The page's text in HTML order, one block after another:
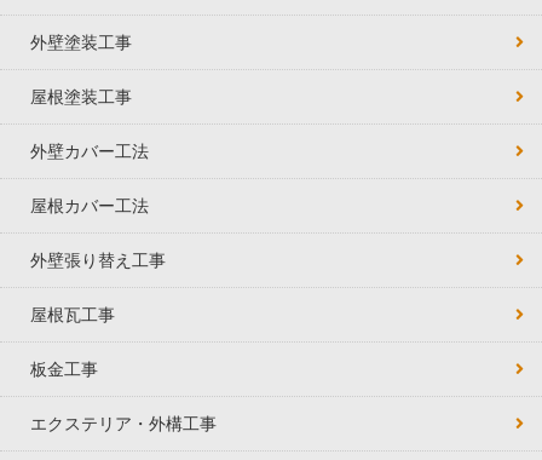
外壁塗装工事
屋根塗装工事
外壁カバー工法
屋根カバー工法
外壁張り替え工事
屋根瓦工事
板金工事
エクステリア・外構工事